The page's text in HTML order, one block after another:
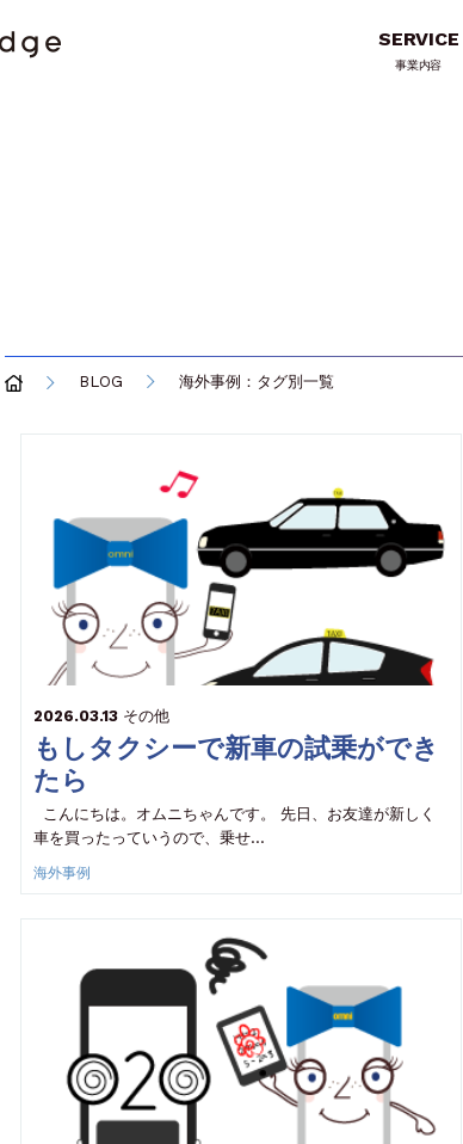
SERVICE
事業内容
BLOG 海外事例：タグ別一覧
2026.03.13 その他
もしタクシーで新車の試乗ができ
たら
こんにちは。オムニちゃんです。 先日、お友達が新しく
車を買ったっていうので、乗せ…
海外事例